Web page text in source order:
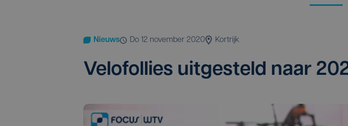
Nieuws do 12 november 2020 Kortrijk
Velo­fol­lies uit­ge­steld naar